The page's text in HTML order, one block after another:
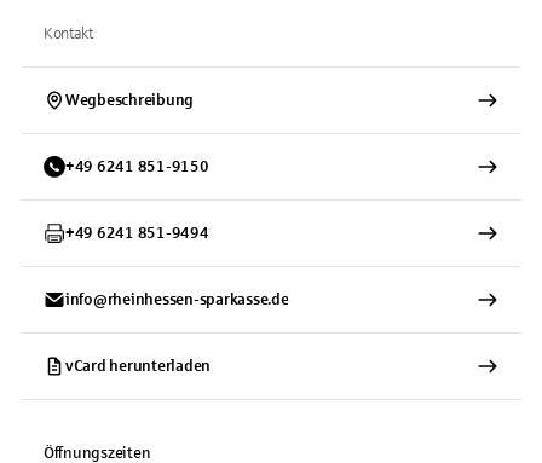
Kontakt
Wegbeschreibung
+49 6241 851-9150
+49 6241 851-9494
info@rheinhessen-sparkasse.de
vCard herunterladen
Öffnungszeiten